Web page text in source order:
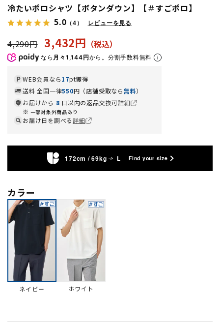
冷たいポロシャツ【ボタンダウン】【＃すごポロ】
5.0 （4） レビューを見る
4,290円 3,432円
なら 月々1,144円から。分割手数料無料
WEB会員なら17pt獲得
送料 全国一律550円（店舗受取なら無料）
お届けから 8 日以内の返品交換可詳細
一部対象外商品あり
お届け日を調べる詳細
172cm / 69kg L Find your size
カラー
ネイビー ホワイト